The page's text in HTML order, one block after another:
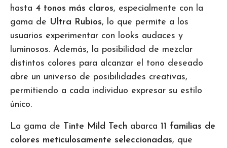
hasta 4 tonos más claros, especialmente con la
gama de Ultra Rubios, lo que permite a los
usuarios experimentar con looks audaces y
luminosos. Además, la posibilidad de mezclar
distintos colores para alcanzar el tono deseado
abre un universo de posibilidades creativas,
permitiendo a cada individuo expresar su estilo
único.
La gama de Tinte Mild Tech abarca 11 familias de
colores meticulosamente seleccionadas, que